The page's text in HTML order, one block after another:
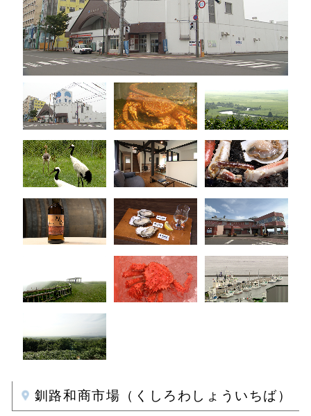
釧路和商市場（くしろわしょういちば）